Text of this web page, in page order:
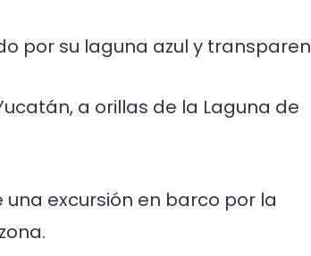
por su laguna azul y
a orillas de la Laguna de
excursión en barco por la